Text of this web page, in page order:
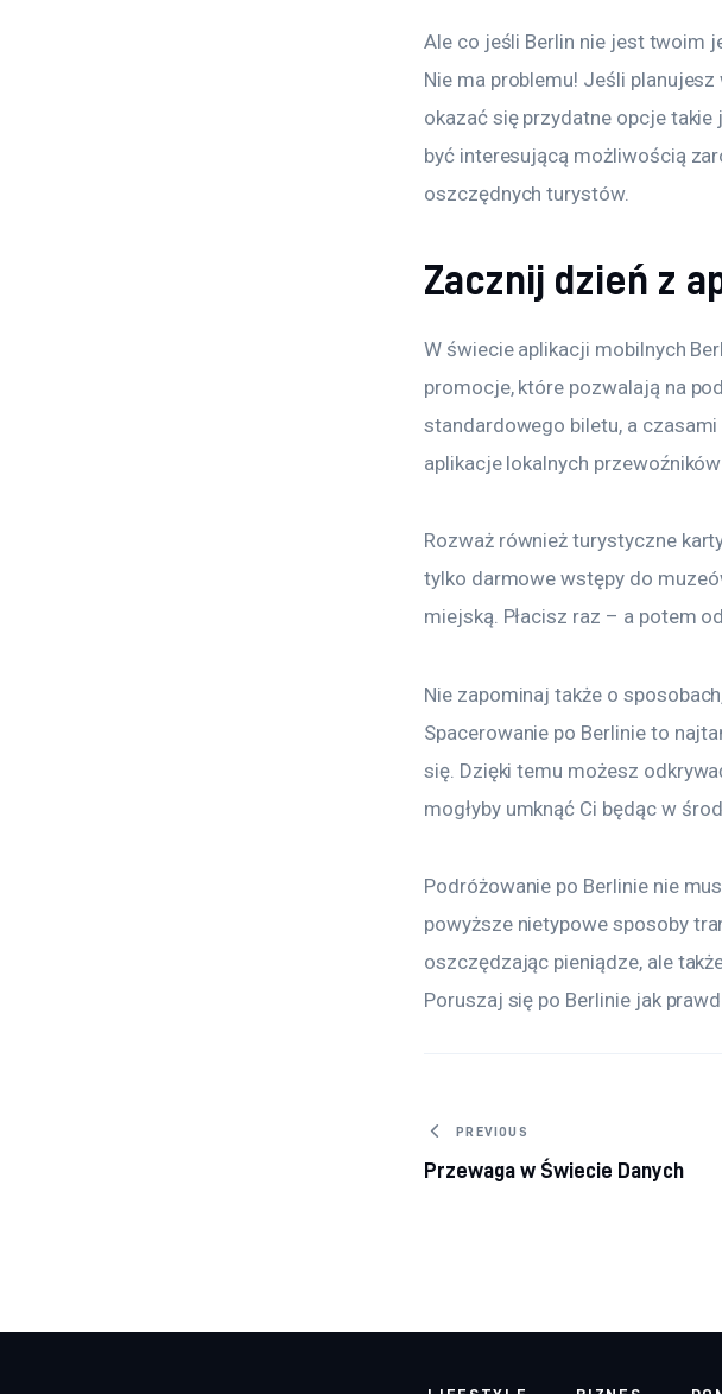
Ale co jeśli Berlin nie jest twoim
Nie ma problemu! Jeśli
okazać się przydatne opcje takie
być interesującą możliwością
oszczędnych turystów.
Zacznij dzień z
W świecie aplikacji mobilnych
promocje, które pozwalają na
standardowego biletu, a
aplikacje lokalnych
Rozważ również turystyczne
tylko darmowe wstępy do
miejską. Płacisz raz – a potem
Nie zapominaj także o
Spacerowanie po Berlinie to
się. Dzięki temu możesz
mogłyby umknąć Ci będąc w
Podróżowanie po Berlinie nie
powyższe nietypowe sposoby
oszczędzając pieniądze, ale
Poruszaj się po Berlinie jak
Nawigacja wpisu
PREVIOUS
Przewaga w Świecie Danych